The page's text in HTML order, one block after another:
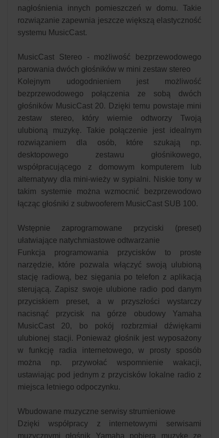
nagłośnienia innych pomieszczeń w domu. Takie
rozwiązanie zapewnia jeszcze większą elastyczność
systemu MusicCast.
MusicCast Stereo - możliwość bezprzewodowego
parowania dwóch głośników w mini zestaw stereo
Kolejnym udogodnieniem jest możliwość
bezprzewodowego połączenia ze sobą dwóch
głośników MusicCast 20. Dzięki temu powstaje mini
zestaw stereo, który wiernie odtworzy Twoją
ulubioną muzykę. Takie połączenie jest idealnym
rozwiązaniem dla osób, które szukają np.
desktopowego zestawu głośnikowego,
współpracującego z domowym komputerem lub
alternatywy dla mini-wieży w sypialni. Niskie tony w
takim systemie można wzmocnić bezprzewodowo
łącząc głośniki z subwooferem MusicCast SUB 100.
Wstępnie zaprogramowane przyciski (preset)
ułatwiające natychmiastowe odtwarzanie
Funkcja programowania przycisków to proste
narzędzie, które pozwala włączyć swoją ulubioną
stację radiową, bez sięgania po telefon z aplikacją
sterującą. Zapisz swoje ulubione radio pod danym
przyciskiem preset, a w przyszłości wystarczy
nacisnąć przycisk na górze obudowy Yamaha
MusicCast 20, bo pokój rozbrzmiał dźwiękami
ulubionej stacji. Ponieważ głośnik jest wyposażony
w funkcję radia internetowego, w prosty sposób
można np. przywołać wspomnienie wakacji,
ustawiając pod jednym z przycisków lokalne radio z
miejsca letniego odpoczynku.
Wbudowane muzyczne serwisy strumieniowe
Dzięki współpracy z internetowymi serwisami
muzycznymi głośnik Yamaha pobiera muzykę ze